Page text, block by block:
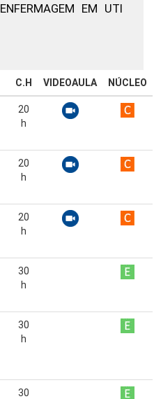
ENFERMAGEM EM UTI
C.H VIDEOAULA NÚCLEO
20
h
20
h
20
h
30
h
30
h
30